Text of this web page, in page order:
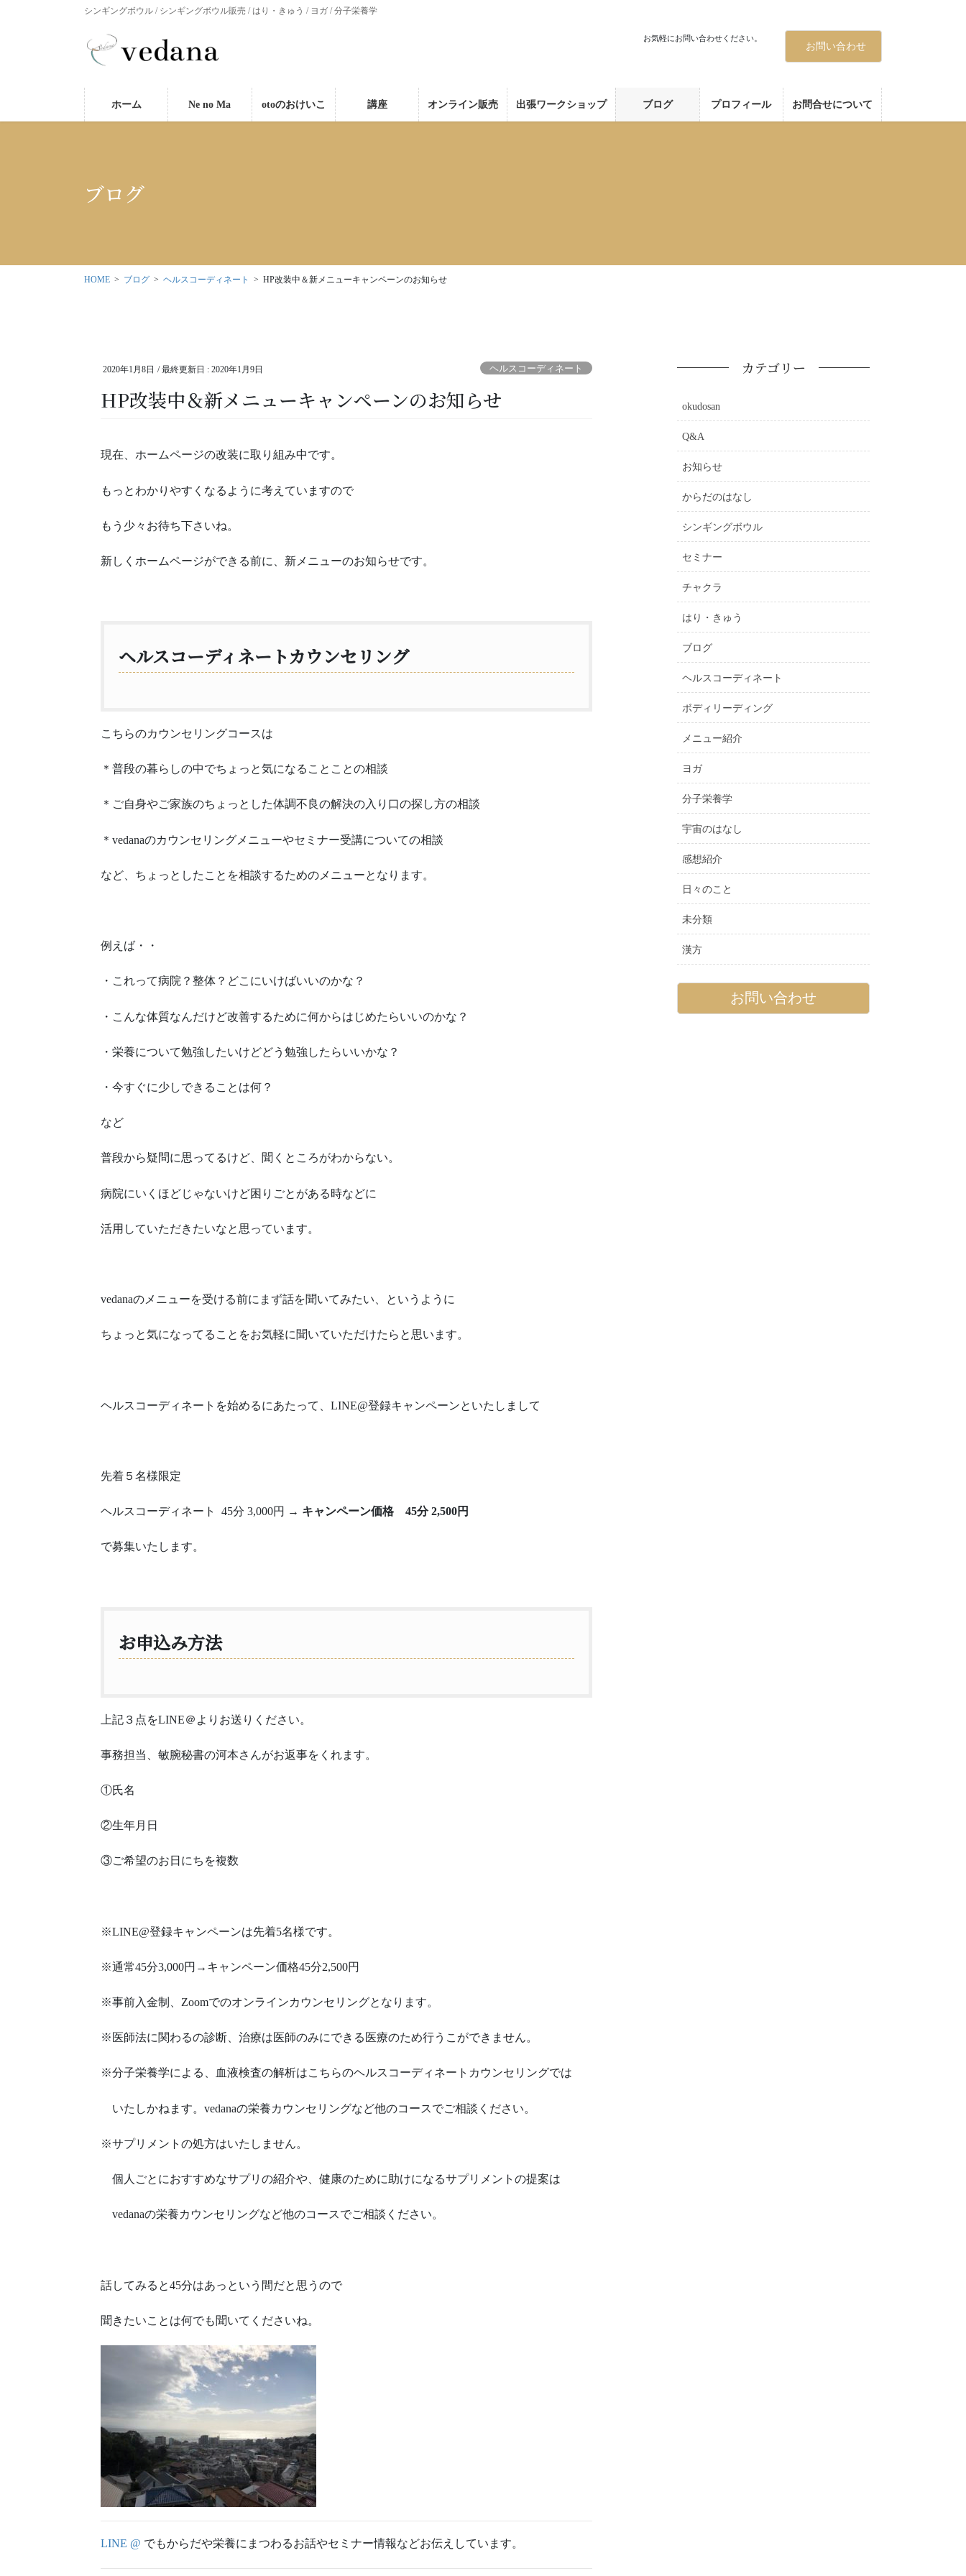
シンギングボウル / シンギングボウル販売 / はり・きゅう / ヨガ / 分子栄養学
お気軽にお問い合わせください。
お問い合わせ
ホーム Ne no Ma otoのおけいこ 講座 オンライン販売 出張ワークショップ ブログ プロフィール お問合せについて
ブログ
HOME ブログ ヘルスコーディネート HP改装中＆新メニューキャンペーンのお知らせ
2020年1月8日 / 最終更新日 :2020年1月9日 ヘルスコーディネート
HP改装中＆新メニューキャンペーンのお知らせ
現在、ホームページの改装に取り組み中です。
もっとわかりやすくなるように考えていますので
もう少々お待ち下さいね。
新しくホームページができる前に、新メニューのお知らせです。
ヘルスコーディネートカウンセリング
こちらのカウンセリングコースは
＊普段の暮らしの中でちょっと気になることことの相談
＊ご自身やご家族のちょっとした体調不良の解決の入り口の探し方の相談
＊vedanaのカウンセリングメニューやセミナー受講についての相談
など、ちょっとしたことを相談するためのメニューとなります。
例えば・・
・これって病院？整体？どこにいけばいいのかな？
・こんな体質なんだけど改善するために何からはじめたらいいのかな？
・栄養について勉強したいけどどう勉強したらいいかな？
・今すぐに少しできることは何？
など
普段から疑問に思ってるけど、聞くところがわからない。
病院にいくほどじゃないけど困りごとがある時などに
活用していただきたいなと思っています。
vedanaのメニューを受ける前にまず話を聞いてみたい、というように
ちょっと気になってることをお気軽に聞いていただけたらと思います。
ヘルスコーディネートを始めるにあたって、LINE@登録キャンペーンといたしまして
先着５名様限定
ヘルスコーディネート 45分 3,000円 → キャンペーン価格 45分 2,500円
で募集いたします。
お申込み方法
上記３点をLINE＠よりお送りください。
事務担当、敏腕秘書の河本さんがお返事をくれます。
①氏名
②生年月日
③ご希望のお日にちを複数
※LINE@登録キャンペーンは先着5名様です。
※通常45分3,000円→キャンペーン価格45分2,500円
※事前入金制、Zoomでのオンラインカウンセリングとなります。
※医師法に関わるの診断、治療は医師のみにできる医療のため行うこができません。
※分子栄養学による、血液検査の解析はこちらのヘルスコーディネートカウンセリングでは
いたしかねます。vedanaの栄養カウンセリングなど他のコースでご相談ください。
※サプリメントの処方はいたしません。
個人ごとにおすすめなサプリの紹介や、健康のために助けになるサプリメントの提案は
vedanaの栄養カウンセリングなど他のコースでご相談ください。
話してみると45分はあっという間だと思うので
聞きたいことは何でも聞いてくださいね。
LINE @ でもからだや栄養にまつわるお話やセミナー情報などお伝えしています。
カテゴリー
okudosan
Q&A
お知らせ
からだのはなし
シンギングボウル
セミナー
チャクラ
はり・きゅう
ブログ
ヘルスコーディネート
ボディリーディング
メニュー紹介
ヨガ
分子栄養学
宇宙のはなし
感想紹介
日々のこと
未分類
漢方
お問い合わせ